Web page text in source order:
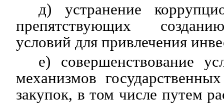
д) устранение
препятствующих
условий для привлечения
е) совершенствование
механизмов
закупок, в том числе путем